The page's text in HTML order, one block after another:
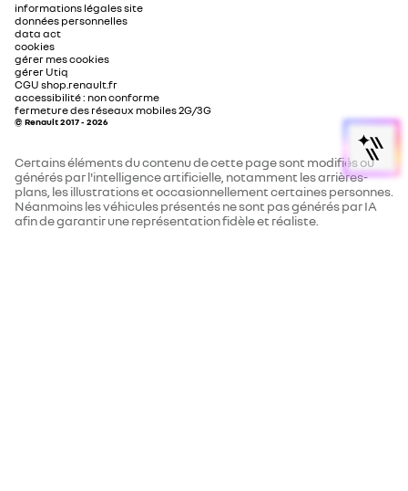
informations légales site
données personnelles
data act
cookies
gérer mes cookies
gérer Utiq
CGU shop.renault.fr
accessibilité : non conforme
fermeture des réseaux mobiles 2G/3G
© Renault 2017 - 2026
Certains éléments du contenu de cette page sont modifiés ou
générés par l'intelligence artificielle, notamment les arrières-
plans, les illustrations et occasionnellement certaines personnes.
Néanmoins les véhicules présentés ne sont pas générés par IA
afin de garantir une représentation fidèle et réaliste.